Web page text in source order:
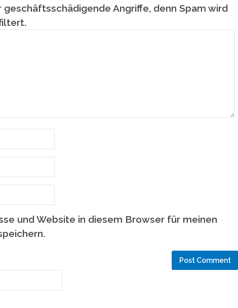
Angriffe, denn Spam wird
und Website in diesem Browser für meinen